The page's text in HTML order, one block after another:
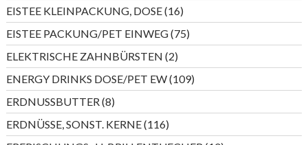
EISTEE KLEINPACKUNG, DOSE 1616
Produkte
EISTEE PACKUNG/PET EINWEG 7575
Produkte
ELEKTRISCHE ZAHNBÜRSTEN 22
Produkte
ENERGY DRINKS DOSE/PET EW 109109
Produkte
ERDNUSSBUTTER 88
Produkte
ERDNÜSSE, SONST. KERNE 116116
Produkte